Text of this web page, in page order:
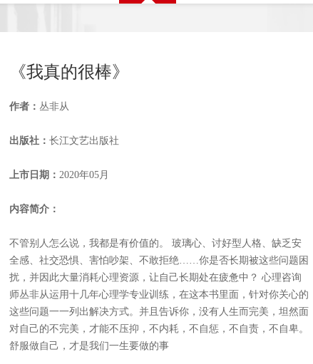
《我真的很棒》
作者： 丛非从
出版社： 长江文艺出版社
上市日期： 2020年05月
内容简介：
不管别人怎么说，我都是有价值的。 玻璃心、讨好型人格、缺乏安
全感、社交恐惧、害怕吵架、不敢拒绝……你是否长期被这些问题困
扰，并因此大量消耗心理资源，让自己长期处在疲惫中？ 心理咨询
师丛非从运用十几年心理学专业训练，在这本书里面，针对你关心的
这些问题一一列出解决方式。并且告诉你，没有人生而完美，坦然面
对自己的不完美，才能不压抑，不内耗，不自惩，不自责，不自卑。
舒服做自己，才是我们一生要做的事